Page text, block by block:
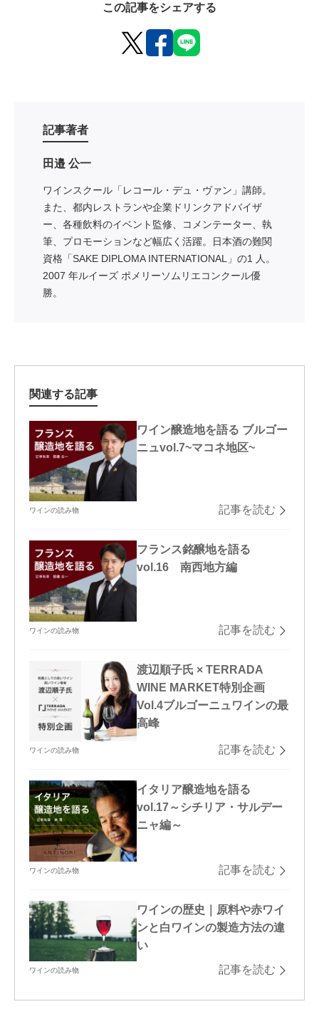
この記事をシェアする
記事著者
田邉 公一
ワインスクール「レコール・デュ・ヴァン」講師。
また、都内レストランや企業ドリンクアドバイザ
ー、各種飲料のイベント監修、コメンテーター、執
筆、プロモーションなど幅広く活躍。日本酒の難関
資格「SAKE DIPLOMA INTERNATIONAL」の1 人。
2007 年ルイーズ ポメリーソムリエコンクール優
勝。
関連する記事
ワイン醸造地を語る ブルゴー
ニュvol.7~マコネ地区~
ワインの読み物 記事を読む
フランス銘醸地を語る
vol.16 南西地方編
ワインの読み物 記事を読む
渡辺順子氏 × TERRADA
WINE MARKET特別企画
Vol.4ブルゴーニュワインの最
高峰
ワインの読み物 記事を読む
イタリア醸造地を語る
vol.17～シチリア・サルデー
ニャ編～
ワインの読み物 記事を読む
ワインの歴史｜原料や赤ワイ
ンと白ワインの製造方法の違
い
ワインの読み物 記事を読む